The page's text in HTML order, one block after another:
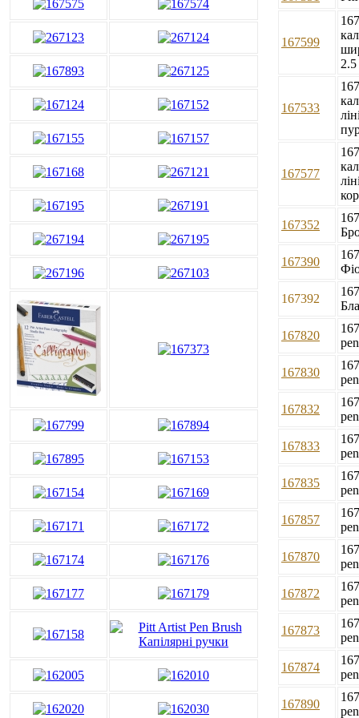
167599
167533
167577
167352
167390
167392
167820
167830
167832
167833
167835
167857
167870
167872
167873
167874
167890